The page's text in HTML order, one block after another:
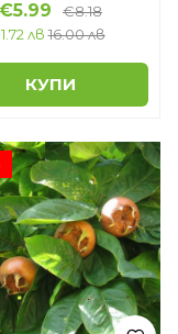
€5.99
€8.18
лв 16.00 лв
КУПИ